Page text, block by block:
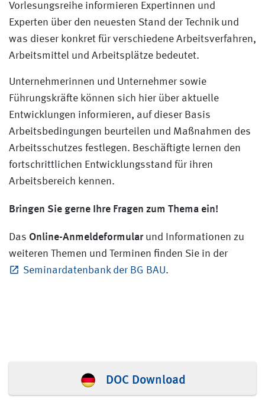
Vorlesungsreihe informieren Expertinnen und
Experten über den neuesten Stand der Technik und
was dieser konkret für verschiedene Arbeitsverfahren,
Arbeitsmittel und Arbeitsplätze bedeutet.
Unternehmerinnen und Unternehmer sowie
Führungskräfte können sich hier über aktuelle
Entwicklungen informieren, auf dieser Basis
Arbeitsbedingungen beurteilen und Maßnahmen des
Arbeitsschutzes festlegen. Beschäftigte lernen den
fortschrittlichen Entwicklungsstand für ihren
Arbeitsbereich kennen.
Bringen Sie gerne Ihre Fragen zum Thema ein!
Das Online-Anmeldeformularund Informationen zu
weiteren Themen und Terminen finden Sie in der
Seminardatenbank der BG BAU.
DOC Download